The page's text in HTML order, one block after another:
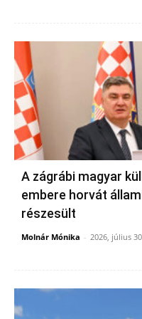
A zágrábi magyar
embere horvát
részesült
Molnár Mónika - 2026, július